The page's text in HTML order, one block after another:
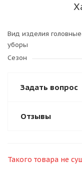
Вид изделия головные
уборы
Сезон
Задать вопрос
Отзывы
Такого товара не